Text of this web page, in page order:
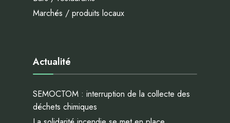
Marchés / produits locaux
Actualité
SEMOCTOM : interruption de la collecte des
déchets chimiques